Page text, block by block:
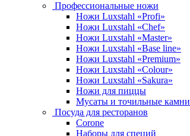
Профессиональные ножи
Ножи Luxstahl «Profi»
Ножи Luxstahl «Chef»
Ножи Luxstahl «Master»
Ножи Luxstahl «Base line»
Ножи Luxstahl «Premium»
Ножи Luxstahl «Colour»
Ножи Luxstahl «Sakura»
Ножи для пиццы
Мусаты и точильные камни
Посуда для ресторанов
Corone
Наборы для специй